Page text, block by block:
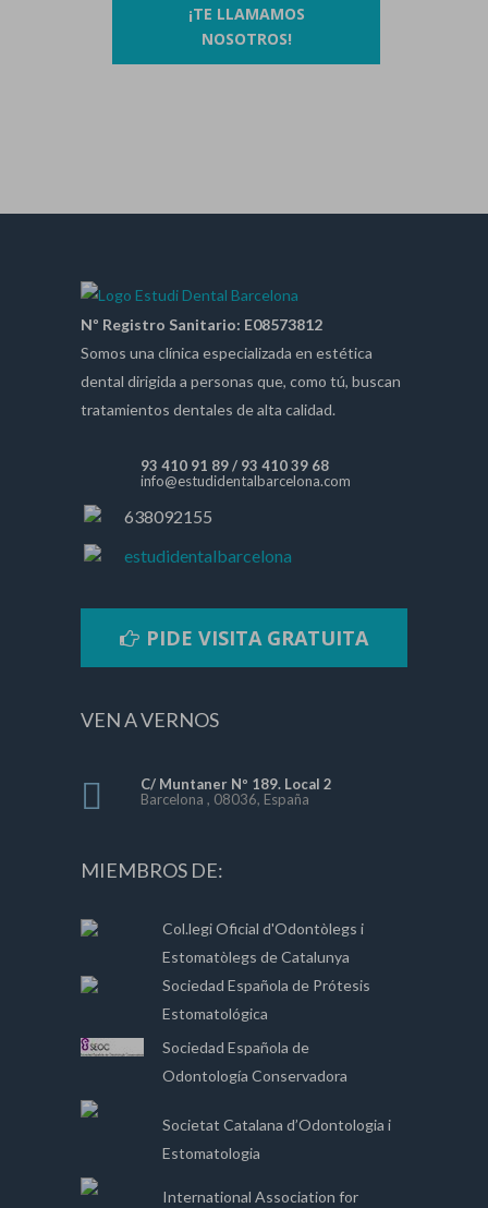
¡TE LLAMAMOS
NOSOTROS!
Nº Registro Sanitario: E08573812
Somos una clínica especializada en estética
dental dirigida a personas que, como tú, buscan
tratamientos dentales de alta calidad.
93 410 91 89/ 93 410 39 68
info@estudidentalbarcelona.com
638092155
estudidentalbarcelona
PIDE VISITA GRATUITA
VEN A VERNOS
C/ Muntaner Nº 189. Local 2
Barcelona , 08036, España
MIEMBROS DE:
Col.legi Oficial d'Odontòlegs i
Estomatòlegs de Catalunya
Sociedad Española de Prótesis
Estomatológica
Sociedad Española de
Odontología Conservadora
Societat Catalana d’Odontologia i
Estomatologia
International Association for